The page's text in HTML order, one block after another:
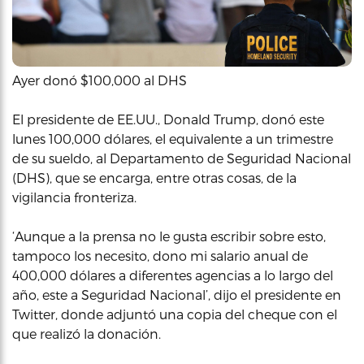
Ayer donó $100,000 al DHS
El presidente de EE.UU., Donald Trump, donó este
lunes 100,000 dólares, el equivalente a un trimestre
de su sueldo, al Departamento de Seguridad Nacional
(DHS), que se encarga, entre otras cosas, de la
vigilancia fronteriza.
‘Aunque a la prensa no le gusta escribir sobre esto,
tampoco los necesito, dono mi salario anual de
400,000 dólares a diferentes agencias a lo largo del
año, este a Seguridad Nacional’, dijo el presidente en
Twitter, donde adjuntó una copia del cheque con el
que realizó la donación.